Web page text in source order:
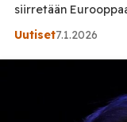
siirretään
Lentoseurannan
Britanniaan RAF
on Iso-
lentotukikohta.
tykeillä ja
Uutiset7.1.2026